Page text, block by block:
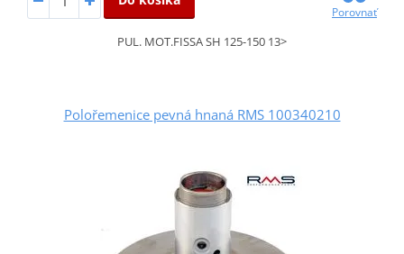
Porovnať
PUL. MOT.FISSA SH 125-150 13>
Polořemenice pevná hnaná RMS 100340210